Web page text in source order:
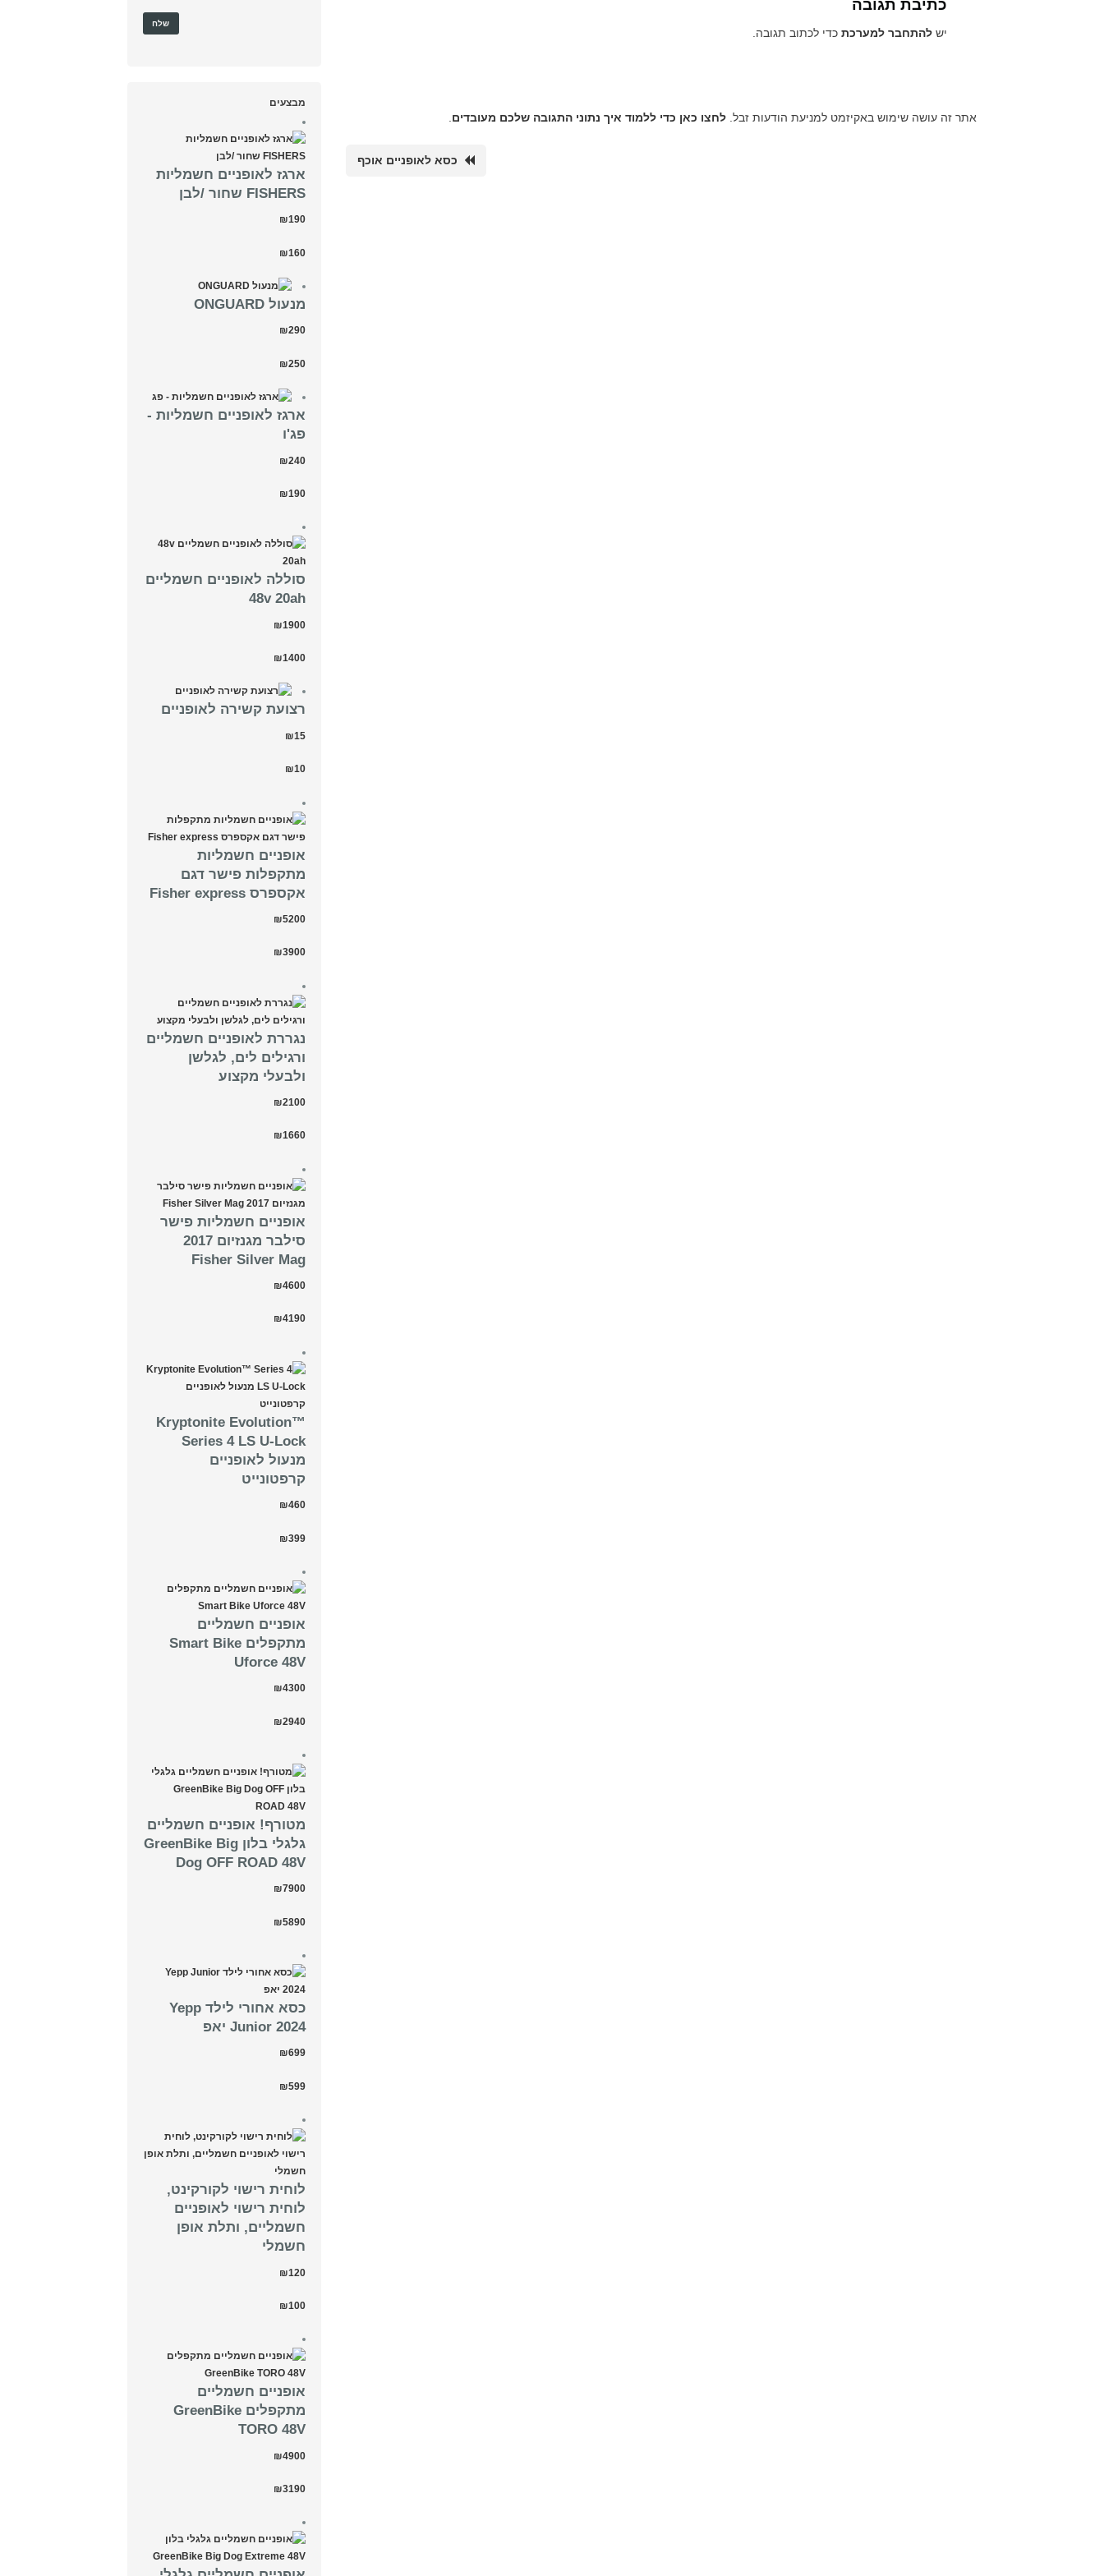
כתיבת תגובה
ישלהתחבר למערכת כדי לכתוב תגובה.
אתר זה עושה שימוש באקיזמט למניעת הודעות זבל. לחצו כאן כדי ללמוד איך נתוני התגובה שלכם מעובדים
כסא לאופניים אוכף
מבצעים
ארגז לאופניים חשמליות
FISHERS שחור /לבן
₪190
₪160
מנעול ONGUARD
₪290
₪250
ארגז לאופניים חשמליות -
פג'ו
₪240
₪190
סוללה לאופניים חשמליים
48v 20ah
₪1900
₪1400
רצועת קשירה לאופניים
₪15
₪10
אופניים חשמליות
מתקפלות פישר דגם
אקספרס Fisher express
₪5200
₪3900
נגררת לאופניים חשמליים
ורגילים לים, לגלשן
ולבעלי מקצוע
₪2100
₪1660
אופניים חשמליות פישר
סילבר מגנזיום 2017
Fisher Silver Mag
₪4600
₪4190
Kryptonite Evolution™
Series 4 LS U-Lock
מנעול לאופניים
קרפטונייט
₪460
₪399
אופניים חשמליים
מתקפלים Smart Bike
Uforce 48V
₪4300
₪2940
מטורף! אופניים חשמליים
גלגלי בלון GreenBike Big
Dog OFF ROAD 48V
₪7900
₪5890
כסא אחורי לילד Yepp
Junior 2024 יאפ
₪699
₪599
לוחית רישוי לקורקינט,
לוחית רישוי לאופניים
חשמליים, ותלת אופן
חשמלי
₪120
₪100
אופניים חשמליים
מתקפלים GreenBike
TORO 48V
₪4900
₪3190